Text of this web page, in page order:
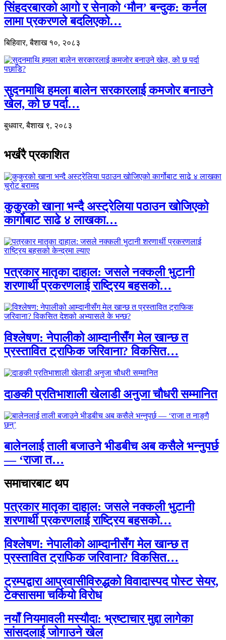
सिंहदरबारको आगो र सेनाको ‘मौन’ बन्दुक: कर्नल
लामा प्रकरणले बदलिएको…
बिहिवार, बैशाख १०, २०८३
सुदनमाथि हमला बालेन सरकारलाई कमजोर बनाउने
खेल, को छ पर्दा…
बुधवार, बैशाख ९, २०८३
भर्खरै प्रकाशित
कुकुरको खाना भन्दै अस्ट्रेलिया पठाउन खोजिएको
कार्गोबाट साढे ४ लाखका…
पत्रकार मातृका दाहाल: जसले नक्कली भुटानी
शरणार्थी प्रकरणलाई राष्ट्रिय बहसको…
विश्लेषण: नेपालीको आम्दानीसँग मेल खान्छ त
प्रस्तावित ट्राफिक जरिवाना? विकसित…
दाङकी प्रतिभाशाली खेलाडी अनुजा चौधरी सम्मानित
बालेनलाई ताली बजाउने भीडबीच अब कसैले भन्नुपर्छ
— ‘राजा त…
समाचारबाट थप
पत्रकार मातृका दाहाल: जसले नक्कली भुटानी
शरणार्थी प्रकरणलाई राष्ट्रिय बहसको…
विश्लेषण: नेपालीको आम्दानीसँग मेल खान्छ त
प्रस्तावित ट्राफिक जरिवाना? विकसित…
ट्रम्पद्वारा आप्रवासीविरुद्धको विवादास्पद पोस्ट सेयर,
टेक्सासमा चर्कियो विरोध
नयाँ नियमावली मस्यौदा: भ्रष्टाचार मुद्दा लागेका
सांसदलाई जोगाउने खेल